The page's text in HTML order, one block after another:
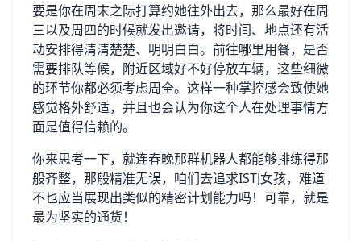
要是你在周末之际打算约她往外出去，那么最好在周
三以及周四的时候就发出邀请，将时间、地点还有活
动安排得清清楚楚、明明白白。前往哪里用餐，是否
需要排队等候，附近区域好不好停放车辆，这些细微
的环节你都必须考虑周全。这样一种掌控感会致使她
感觉格外舒适，并且也会认为你这个人在处理事情方
面是值得信赖的。
你来思考一下，就连春晚那群机器人都能够排练得那
般齐整，那般精准无误，咱们去追求ISTJ女孩，难道
不也应当展现出类似的精密计划能力吗！可靠，就是
最为坚实的通货！